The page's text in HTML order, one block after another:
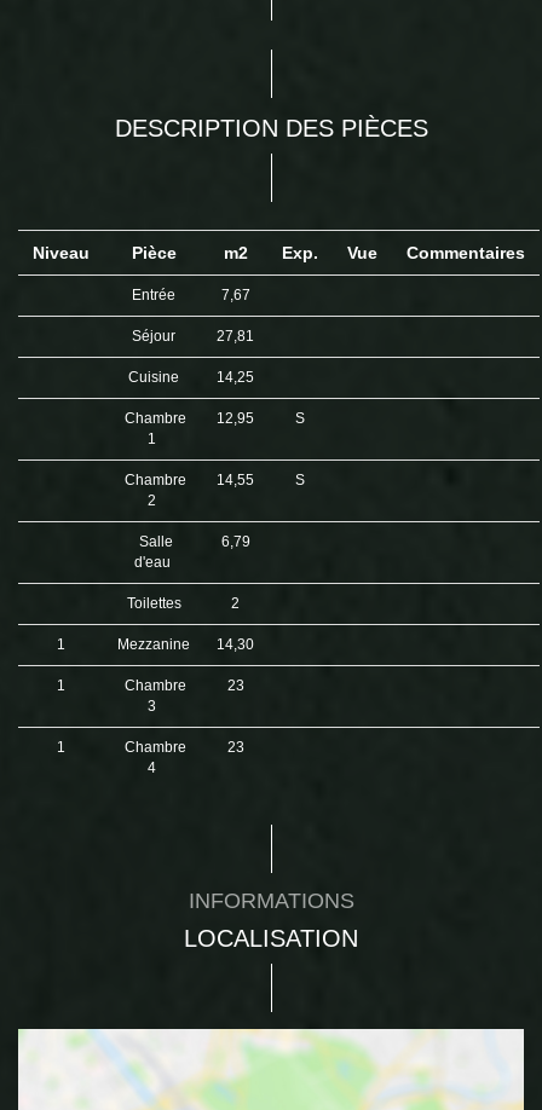
DESCRIPTION DES PIÈCES
Niveau Pièce m2 Exp. Vue Commentaires
Entrée 7,67
Séjour 27,81
Cuisine 14,25
Chambre
1
12,95 S
Chambre
2
14,55 S
Salle
d'eau
6,79
Toilettes 2
1 Mezzanine 14,30
1
Chambre
3
23
1
Chambre
4
23
INFORMATIONS
LOCALISATION